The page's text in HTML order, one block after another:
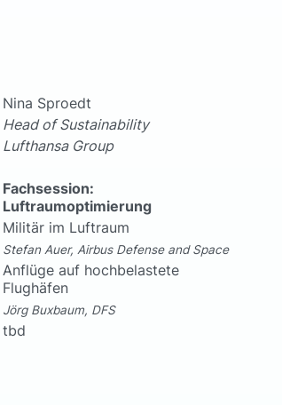
Nina Sproedt
Head of Sustainability
Lufthansa Group
Fachsession:
Luftraumoptimierung
Militär im Luftraum
Stefan Auer, Airbus Defense and Space
Anflüge auf hochbelastete
Flughäfen
Jörg Buxbaum, DFS
tbd